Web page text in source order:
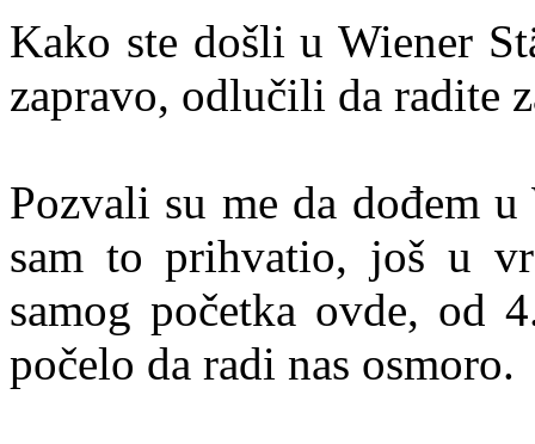
Kako ste došli u Wiener
zapravo, odlučili da radite
Pozvali su me da dođem
sam to prihvatio, još u
samog početka ovde, od
počelo da radi nas osmoro.